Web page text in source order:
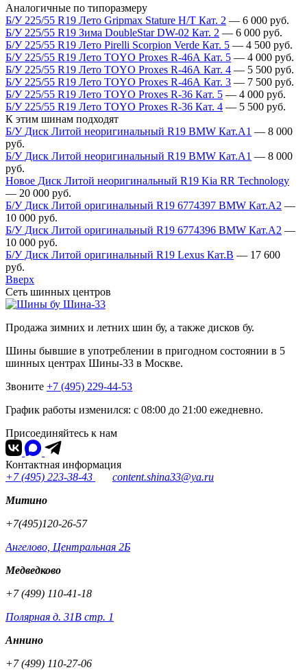
Аналогичные по типоразмеру
Б/У 225/55 R19 Лето Gripmax Stature H/T Кат. 2 — 6 000 руб.
Б/У 225/55 R19 Зима DoubleStar DW-02 Кат. 2 — 6 000 руб.
Б/У 225/55 R19 Лето Pirelli Scorpion Verde Кат. 5 — 4 500 руб.
Б/У 225/55 R19 Лето TOYO Proxes R-46А Кат. 5 — 4 000 руб.
Б/У 225/55 R19 Лето TOYO Proxes R-46А Кат. 4 — 5 500 руб.
Б/У 225/55 R19 Лето TOYO Proxes R-46А Кат. 3 — 7 500 руб.
Б/У 225/55 R19 Лето TOYO Proxes R-36 Кат. 5 — 4 000 руб.
Б/У 225/55 R19 Лето TOYO Proxes R-36 Кат. 4 — 5 500 руб.
К этим шинам подходят
Б/У Диск Литой неоригинальный R19 BMW Кат.А1 — 8 000
руб.
Б/У Диск Литой неоригинальный R19 BMW Кат.А1 — 8 000
руб.
Новое Диск Литой неоригинальный R19 Kia RR Technology
— 20 000 руб.
Б/У Диск Литой оригинальный R19 6774397 BMW Кат.А2 —
10 000 руб.
Б/У Диск Литой оригинальный R19 6774396 BMW Кат.А2 —
10 000 руб.
Б/У Диск Литой оригинальный R19 Lexus Кат.В — 17 600
руб.
Вверх
Сеть шинных центров
Шина-33
Продажа зимних и летних шин бу, а также дисков бу.
Шины бывшие в употреблении в пригодном состоянии в 5
шинных центрах Шины-33 в Москве.
Звоните +7 (495) 229-44-53
График работы изменился: с 08:00 до 21:00 ежедневно.
Присоединяйтесь к нам
Контактная информация
+7 (495) 223-38-43
content.shina33@ya.ru
Митино
+7(495)120-26-57
Ангелово, Центральная 2Б
Медведково
+7 (499) 110-41-18
Полярная д. 31В стр. 1
Аннино
+7 (499) 110-27-06